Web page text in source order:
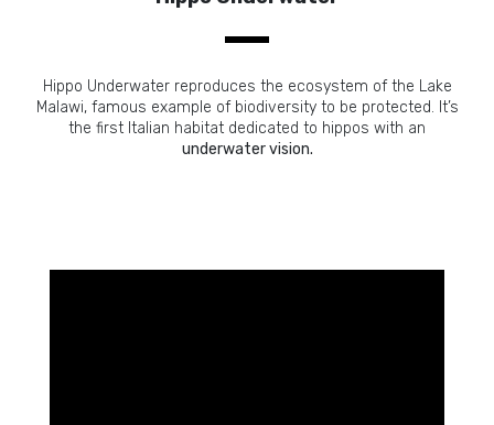
Hippo Underwater reproduces the ecosystem of the Lake
Malawi, famous example of biodiversity to be protected. It’s
the first Italian habitat dedicated to hippos with an
underwater vision.